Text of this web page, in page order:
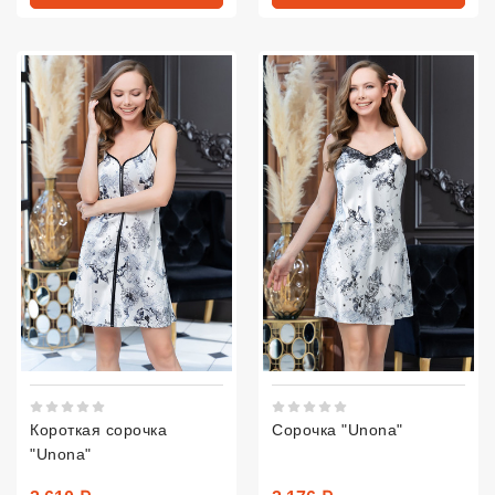
Короткая сорочка
"Unona"
Сорочка "Unona"